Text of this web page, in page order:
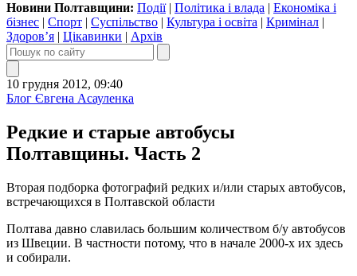
Новини Полтавщини: Події| Політика і влада | Економіка і
бізнес | Спорт | Суспільство | Культура і освіта | Кримінал |
Здоров’я | Цікавинки | Архів
10 грудня 2012, 09:40
Блог Євгена Асауленка
Редкие и старые автобусы
Полтавщины. Часть 2
Вторая подборка фотографий редких и/или старых автобусов,
встречающихся в Полтавской области
Полтава давно славилась большим количеством б/у автобусов
из Швеции. В частности потому, что в начале 2000-х их здесь
и собирали.